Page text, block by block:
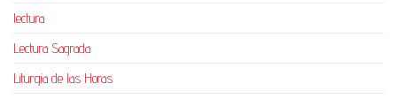
lectura
Lectura Sagrada
Liturgia de las Horas